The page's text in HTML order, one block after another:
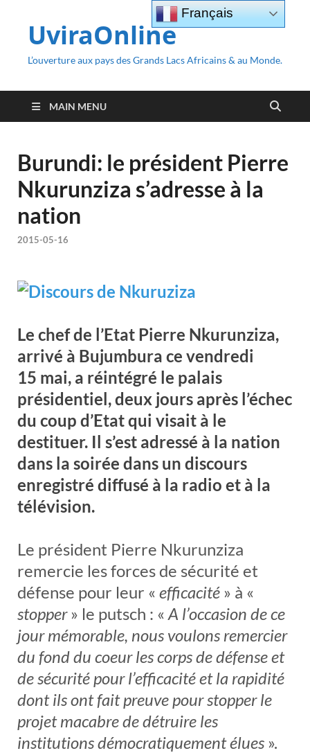
UviraOnline
L’ouverture aux pays des Grands Lacs Africains & au Monde.
MAIN MENU
Burundi: le président Pierre
Nkurunziza s’adresse à la
nation
2015-05-16
Le chef de l’Etat Pierre Nkurunziza,
arrivé à Bujumbura ce vendredi
15 mai, a réintégré le palais
présidentiel, deux jours après l’échec
du coup d’Etat qui visait à le
destituer. Il s’est adressé à la nation
dans la soirée dans un discours
enregistré diffusé à la radio et à la
télévision.
Le président Pierre Nkurunziza
remercie les forces de sécurité et
défense pour leur « efficacité » à «
stopper» le putsch : « A l’occasion de ce
jour mémorable, nous voulons remercier
du fond du coeur les corps de défense et
de sécurité pour l’efficacité et la rapidité
dont ils ont fait preuve pour stopper le
projet macabre de détruire les
institutions démocratiquement élues ».
Français